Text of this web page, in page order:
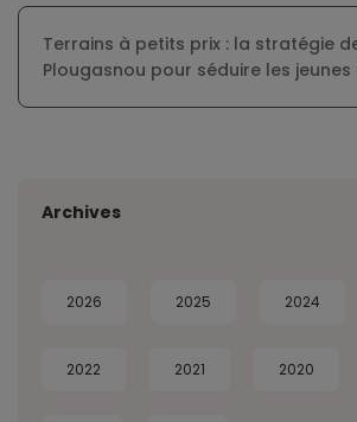
Terrains à petits prix : la stratégie
Plougasnou pour séduire les
Archives
2026 2025 2024
2022 2021 2020